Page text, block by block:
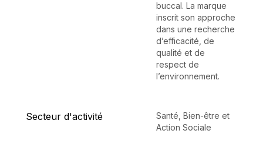
buccal. La marque
inscrit son approche
dans une recherche
d’efficacité, de
qualité et de
respect de
l’environnement.
Secteur d'activité
Santé, Bien-être et
Action Sociale